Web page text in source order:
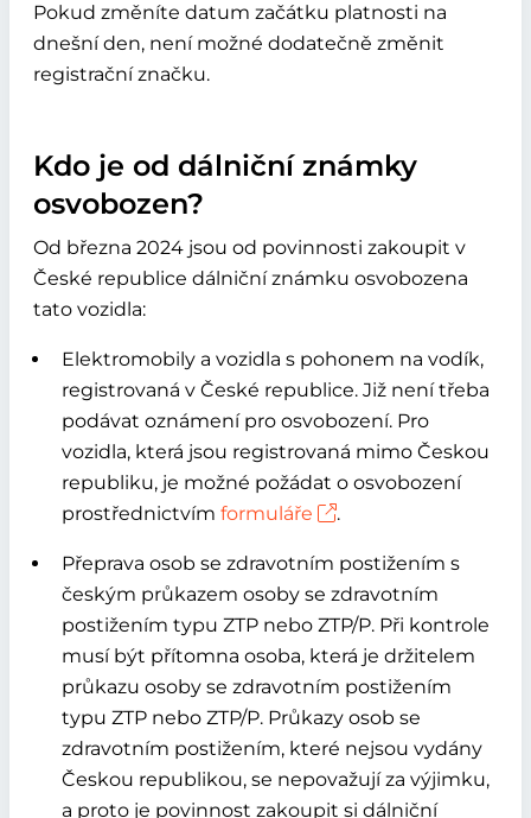
Pokud změníte datum začátku platnosti na
dnešní den, není možné dodatečně změnit
registrační značku.
Kdo je od dálniční známky
osvobozen?
Od března 2024 jsou od povinnosti zakoupit v
České republice dálniční známku osvobozena
tato vozidla:
Elektromobily a vozidla s pohonem na vodík,
registrovaná v České republice. Již není třeba
podávat oznámení pro osvobození. Pro
vozidla, která jsou registrovaná mimo Českou
republiku, je možné požádat o osvobození
prostřednictvím formuláře .
Přeprava osob se zdravotním postižením s
českým průkazem osoby se zdravotním
postižením typu ZTP nebo ZTP/P. Při kontrole
musí být přítomna osoba, která je držitelem
průkazu osoby se zdravotním postižením
typu ZTP nebo ZTP/P. Průkazy osob se
zdravotním postižením, které nejsou vydány
Českou republikou, se nepovažují za výjimku,
a proto je povinnost zakoupit si dálniční